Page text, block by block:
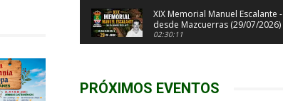
XIX Memorial Manuel Escalante -
desde Mazcuerras (29/07/2026)
02:30:11
(27/07/2026)
PRÓXIMOS EVENTOS